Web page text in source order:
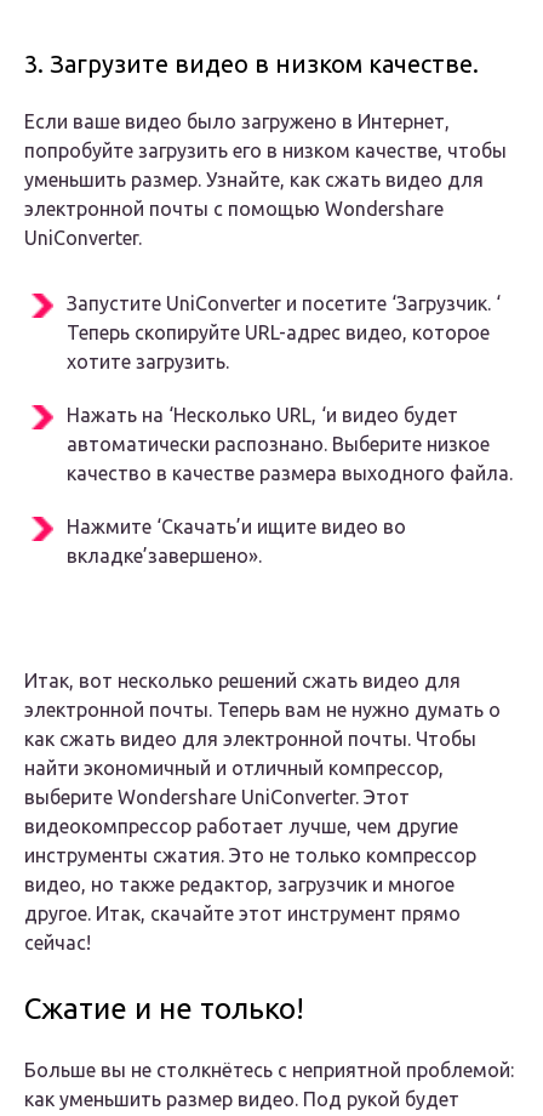
3. Загрузите видео в низком качестве.
Если ваше видео было загружено в Интернет,
попробуйте загрузить его в низком качестве, чтобы
уменьшить размер. Узнайте, как сжать видео для
электронной почты с помощью Wondershare
UniConverter.
Запустите UniConverter и посетите ‘Загрузчик. ‘
Теперь скопируйте URL-адрес видео, которое
хотите загрузить.
Нажать на ‘Несколько URL, ‘и видео будет
автоматически распознано. Выберите низкое
качество в качестве размера выходного файла.
Нажмите ‘Скачать’и ищите видео во
вкладке’завершено».
Итак, вот несколько решений сжать видео для
электронной почты. Теперь вам не нужно думать о
как сжать видео для электронной почты. Чтобы
найти экономичный и отличный компрессор,
выберите Wondershare UniConverter. Этот
видеокомпрессор работает лучше, чем другие
инструменты сжатия. Это не только компрессор
видео, но также редактор, загрузчик и многое
другое. Итак, скачайте этот инструмент прямо
сейчас!
Сжатие и не только!
Больше вы не столкнётесь с неприятной проблемой:
как уменьшить размер видео. Под рукой будет